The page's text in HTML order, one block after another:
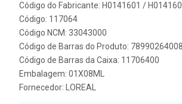
Código do Fabricante: H0141601 /
Código: 117064
Código NCM: 33043000
Código de Barras do Produto:
Código de Barras da Caixa: 11706400
Embalagem: 01X08ML
Fornecedor:
LOREAL